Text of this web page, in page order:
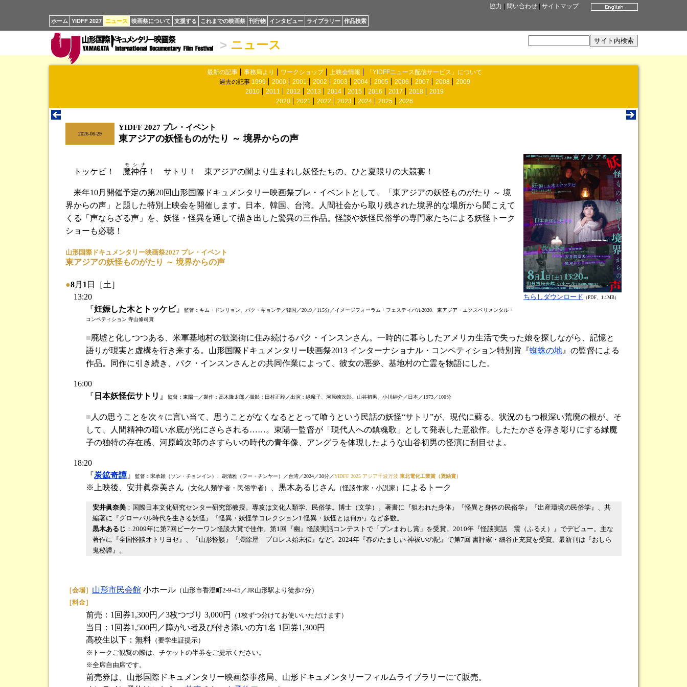
協力 問い合わせ サイトマップ
ホーム YIDFF 2027 ニュース 映画祭について 支援する これまでの映画祭 刊行物 インタビュー ライブラリー 作品検索
> ニュース
最新の記事 事務局より ワークショップ 上映会情報
「YIDFFニュース配信サービス」について
過去の記事 1999 2000 2001 2002 2003 2004 2005 2006 2007 2008
2009
2010
2011 2012 2013 2014 2015 2016 2017 2018
2019
2020
2021 2022 2023 2024 2025 2026
2026-06-29
YIDFF 2027 プレ・イベント
東アジアの妖怪ものがたり ～ 境界からの声
ちらしダウンロード （PDF、1.1MB）
トッケビ！ 魔神仔
モシナ
！ サトリ！ 東アジアの闇より生まれし妖怪たちの、ひと夏限りの大競宴！
来年10月開催予定の第20回山形国際ドキュメンタリー映画祭プレ・イベントとして、「東アジアの妖怪ものがたり ～ 境
界からの声」と題した特別上映会を開催します。日本、韓国、台湾。人間社会から取り残された境界的な場所から聞こえて
くる「声ならざる声」を、妖怪・怪異を通して描き出した驚異の三作品。怪談や妖怪民俗学の専門家たちによる妖怪トーク
ショーも必聴！
山形国際ドキュメンタリー映画祭2027 プレ・イベント
東アジアの妖怪ものがたり ～ 境界からの声
●8月 1 日［土］
13:20
『妊娠した木とトッケビ』
監督：キム・ドンリョン、パク・ギョンテ／韓国／2019／115分／イメージフォーラム・フェスティバル2020、東アジア・エクスペリメンタル・
コンペティション 寺山修司賞
■廃墟と化しつつある、米軍基地村の歓楽街に住み続けるパク・インスンさん。一時的に暮らしたアメリカ生活で失った娘を探しながら、記憶と
語りが現実と虚構を行き来する。山形国際ドキュメンタリー映画祭2013 インターナショナル・コンペティション特別賞『蜘蛛の地 』の監督による
作品。同作に引き続き、パク・インスンさんとの共同作業によって、彼女の悪夢、基地村の亡霊を物語にした。
16:00
『 日本妖怪伝サトリ 』 監督：東陽一／製作：高木隆太郎／撮影：田村正毅／出演：緑魔子、河原崎次郎、山谷初男、小川紳介／日本／1973／100分
■ 人の思うことを次々に言い当て、思うことがなくなるととって喰うという民話の妖怪“サトリ”が、現代に蘇る。状況のもつ根深い荒廃の根が、そ
して、人間精神の暗い水底が光にさらされる……。東陽一監督が「現代人への鎮魂歌」として発表した意欲作。したたかさを浮き彫りにする緑魔
子の独特の存在感、河原崎次郎のさすらいの時代の青年像、アングラを体現したような山谷初男の怪演に刮目せよ。
18:20
『炭鉱奇譚』 監督：宋承穎（ソン・チョンイン）、胡清雅（フー・チンヤー）／台湾／2024／30分／YIDFF 2025 アジア千波万波 東北電化工業賞（奨励賞）
※上映後、安井眞奈美さん （文化人類学者・民俗学者） 、黒木あるじさん （怪談作家・小説家） によるトーク
安井眞奈美 ：国際日本文化研究センター研究部教授。専攻は文化人類学、民俗学。博士（文学）。著書に『狙われた身体』『怪異と身体の民俗学』『出産環境の民俗学』、共
編著に『グローバル時代を生きる妖怪』『怪異・妖怪学コレクション1 怪異・妖怪とは何か』など多数。
黒木あるじ ：2009年に第7回ビーケーワン怪談大賞で佳作、第1回『幽』怪談実話コンテストで「ブンまわし賞」を受賞。2010年『怪談実話 震（ふるえ）』でデビュー。主な
著作に『全国怪談オトリヨセ』、『山形怪談』『掃除屋 プロレス始末伝』など。2024年『春のたましい 神祓いの記』で第7回 書評家・細谷正充賞を受賞。最新刊は『おしら
鬼秘譚』。
［会場］ 山形市民会館 小ホール （山形市香澄町2-9-45／JR山形駅より徒歩7分）
［料金］
前売：1回券1,300円／3枚つづり 3,000円 （1枚ずつ分けてお使いいただけます）
当日：1回券1,500円／障がい者及び付き添いの方1名 1回券1,300円
高校生以下：無料 （要学生証提示）
※トークご観覧の際は、チケットの半券をご提示ください。
※全席自由席です。
前売券は、山形国際ドキュメンタリー映画祭事務局、山形ドキュメンタリーフィルムライブラリーにて販売。